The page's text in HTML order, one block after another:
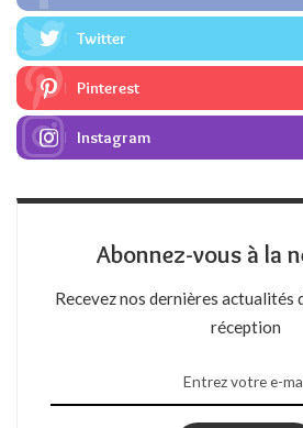
Twitter
Pinterest
Instagram
Abonnez-vous à la
Recevez nos dernières actualités
réception